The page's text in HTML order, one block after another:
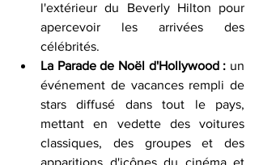
l'extérieur du Beverly Hilton pour
apercevoir les arrivées des
célébrités.
La Parade de Noël d'Hollywood : un
événement de vacances rempli de
stars diffusé dans tout le pays,
mettant en vedette des voitures
classiques, des groupes et des